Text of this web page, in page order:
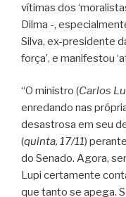
vítimas dos
Dilma -,
Silva, ex-presidente
força’, e manifestou
“O ministro (Carlos
enredando nas
desastrosa em seu
(quinta, 17/11)
do Senado. Agora,
Lupi certamente
que tanto se apega.